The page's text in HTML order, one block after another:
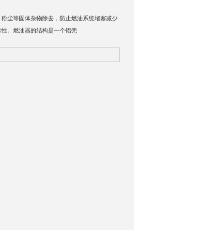
尘等固体杂物除去，防止燃油系统堵塞减少
。燃油器的结构是一个铝壳